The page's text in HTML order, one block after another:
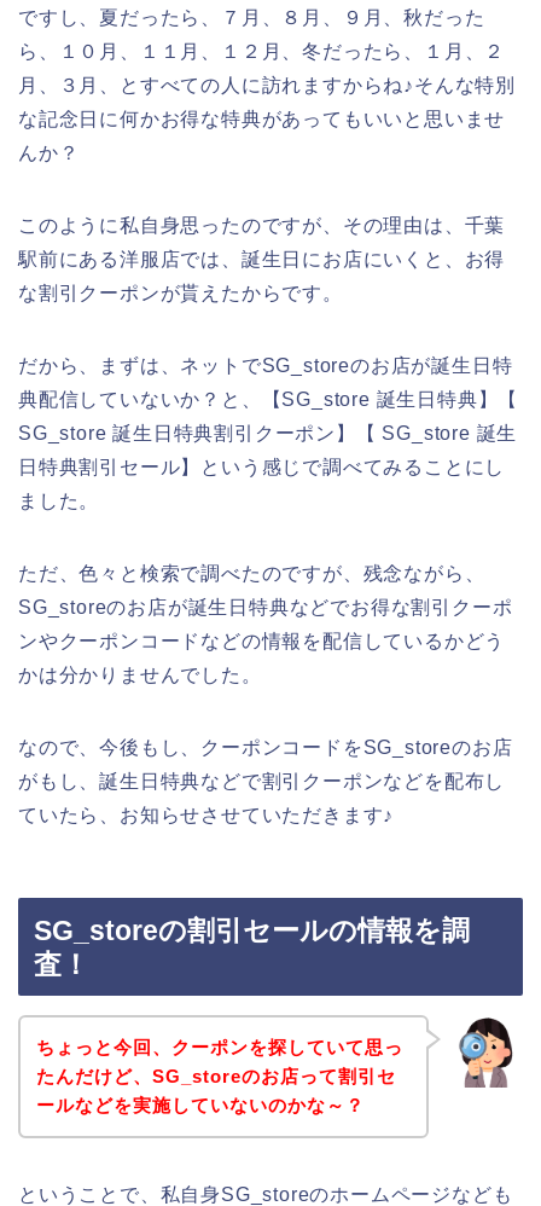
ですし、夏だったら、７月、８月、９月、秋だった
ら、１０月、１１月、１２月、冬だったら、１月、２
月、３月、とすべての人に訪れますからね♪そんな特別
な記念日に何かお得な特典があってもいいと思いませ
んか？
このように私自身思ったのですが、その理由は、千葉
駅前にある洋服店では、誕生日にお店にいくと、お得
な割引クーポンが貰えたからです。
だから、まずは、ネットでSG_storeのお店が誕生日特
典配信していないか？と、【SG_store 誕生日特典】【
SG_store 誕生日特典割引クーポン】【 SG_store 誕生
日特典割引セール】という感じで調べてみることにし
ました。
ただ、色々と検索で調べたのですが、残念ながら、
SG_storeのお店が誕生日特典などでお得な割引クーポ
ンやクーポンコードなどの情報を配信しているかどう
かは分かりませんでした。
なので、今後もし、クーポンコードをSG_storeのお店
がもし、誕生日特典などで割引クーポンなどを配布し
ていたら、お知らせさせていただきます♪
SG_storeの割引セールの情報を調
査！
ちょっと今回、クーポンを探していて思っ
たんだけど、SG_storeのお店って割引セ
ールなどを実施していないのかな～？
ということで、私自身SG_storeのホームページなども